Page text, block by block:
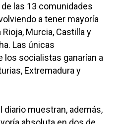
de las 13 comunidades
a tener mayoría
Murcia, Castilla y
Las únicas
los socialistas ganarían a
Extremadura y
diario muestran, además,